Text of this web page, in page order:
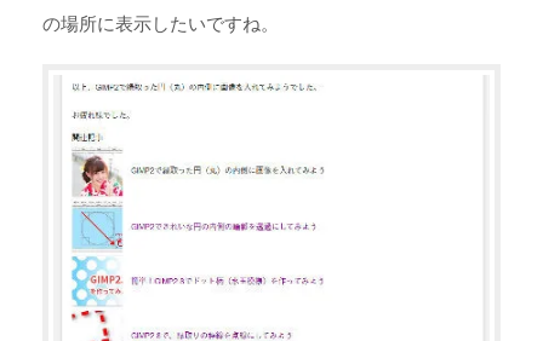
の場所に表示したいですね。